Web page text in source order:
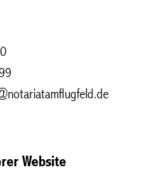
Website